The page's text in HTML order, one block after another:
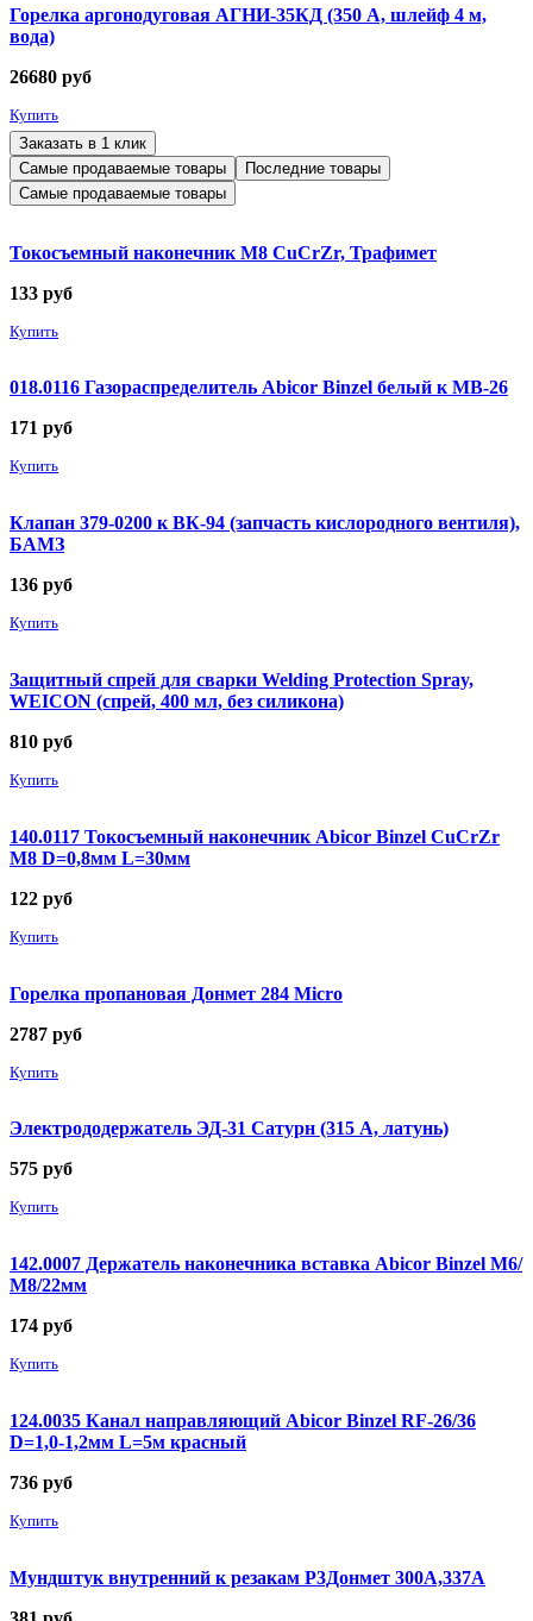
Горелка аргонодуговая АГНИ-35КД (350 А, шлейф 4 м,
вода)
26680 руб
Купить
Заказать в 1 клик
Самые продаваемые товары
Последние товары
Самые продаваемые товары
Токосъемный наконечник М8 CuCrZr, Трафимет
133 руб
Купить
018.0116 Газораспределитель Abicor Binzel белый к MB-26
171 руб
Купить
Клапан 379-0200 к ВК-94 (запчасть кислородного вентиля),
БАМЗ
136 руб
Купить
Защитный спрей для сварки Welding Protection Spray,
WEICON (спрей, 400 мл, без силикона)
810 руб
Купить
140.0117 Токосъемный наконечник Abicor Binzel CuCrZr
М8 D=0,8мм L=30мм
122 руб
Купить
Горелка пропановая Донмет 284 Micro
2787 руб
Купить
Электрододержатель ЭД-31 Сатурн (315 А, латунь)
575 руб
Купить
142.0007 Держатель наконечника вставка Abicor Binzel М6/
М8/22мм
174 руб
Купить
124.0035 Канал направляющий Abicor Binzel RF-26/36
D=1,0-1,2мм L=5м красный
736 руб
Купить
Мундштук внутренний к резакам Р3Донмет 300А,337А